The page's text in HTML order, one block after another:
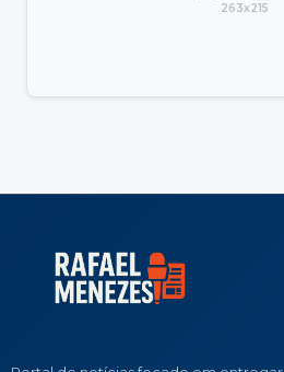
263x215